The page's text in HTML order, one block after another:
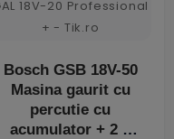
Bosch GSB 18V-50
Masina gaurit cu
percutie cu
acumulator + 2 x